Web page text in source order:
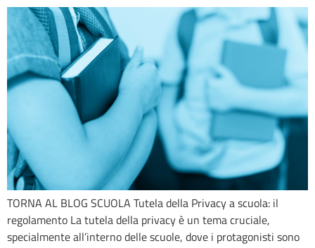
TORNA AL BLOG SCUOLA Tutela della Privacy a scuola: il
regolamento La tutela della privacy è un tema cruciale,
specialmente all’interno delle scuole, dove i protagonisti sono